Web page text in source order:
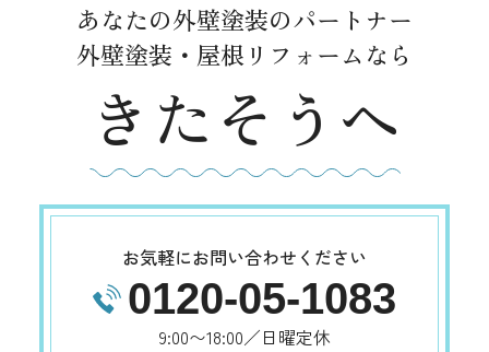
あなたの外壁塗装のパートナー
外壁塗装・屋根リフォームなら
きたそうへ
お気軽にお問い合わせください
0120-05-1083
9:00〜18:00／日曜定休